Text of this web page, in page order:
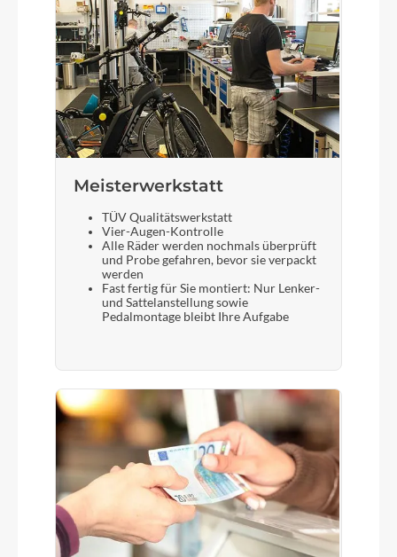
Meisterwerkstatt
TÜV Qualitätswerkstatt
Vier-Augen-Kontrolle
Alle Räder werden nochmals überprüft
und Probe gefahren, bevor sie verpackt
werden
Fast fertig für Sie montiert: Nur Lenker-
und Sattelanstellung sowie
Pedalmontage bleibt Ihre Aufgabe